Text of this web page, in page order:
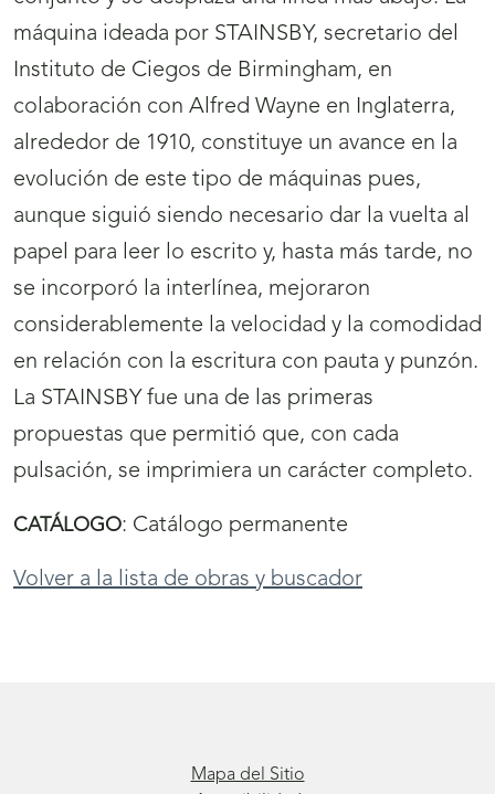
máquina ideada por STAINSBY, secretario del
Instituto de Ciegos de Birmingham, en
colaboración con Alfred Wayne en Inglaterra,
alrededor de 1910, constituye un avance en la
evolución de este tipo de máquinas pues,
aunque siguió siendo necesario dar la vuelta al
papel para leer lo escrito y, hasta más tarde, no
se incorporó la interlínea, mejoraron
considerablemente la velocidad y la comodidad
en relación con la escritura con pauta y punzón.
La STAINSBY fue una de las primeras
propuestas que permitió que, con cada
pulsación, se imprimiera un carácter completo.
CATÁLOGO: Catálogo permanente
Volver a la lista de obras y buscador
Mapa del Sitio